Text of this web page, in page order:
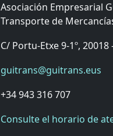
Asociación Empresarial
Transporte de
C/ Portu-Etxe 9-1º, 20018
guitrans@guitrans.eus
+34 943 316 707
Consulte el horario de